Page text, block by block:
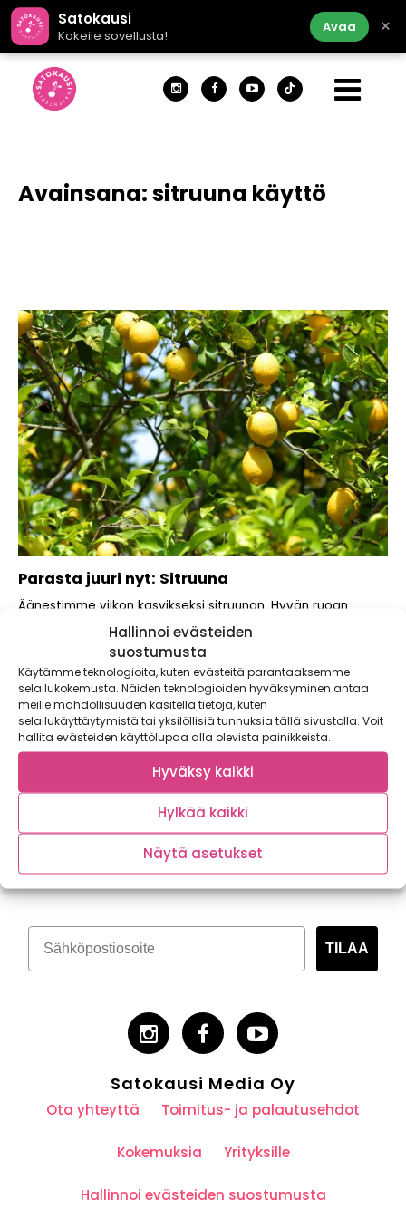
Hallinnoi evästeiden
suostumusta
Käytämme teknologioita, kuten evästeitä parantaaksemme
selailukokemusta. Näiden teknologioiden hyväksyminen antaa
meille mahdollisuuden käsitellä tietoja, kuten
selailukäyttäytymistä tai yksilöllisiä tunnuksia tällä sivustolla. Voit
hallita evästeiden käyttölupaa alla olevista painikkeista.
Hyväksy kaikki
Hylkää kaikki
Näytä asetukset
Satokausi
Kokeile sovellusta!
Avaa ×
Avainsana:sitruuna käyttö
Parasta juuri nyt: Sitruuna
Äänestimme viikon kasvikseksi sitruunan. Hyvän ruoan
salaisuus on suolan, makean, happamuuden, karvauden ja
Tilaa kasvispitoinen uutiskirje
TILAA
Satokausi Media Oy
Ota yhteyttä Toimitus- ja palautusehdot
Kokemuksia Yrityksille
Hallinnoi evästeiden suostumusta